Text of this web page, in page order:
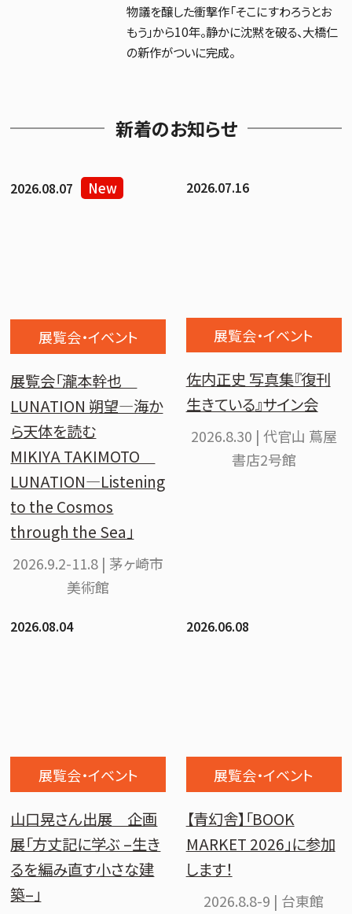
物議を醸した衝撃作「そこにすわろうとお
もう」から10年。静かに沈黙を破る、大橋仁
の新作がついに完成。
新着のお知らせ
2026.08.07 New
展覧会・イベント
展覧会「瀧本幹也
LUNATION 朔望―海か
ら天体を読む
MIKIYA TAKIMOTO
LUNATION—Listening
to the Cosmos
through the Sea」
2026.9.2-11.8 | 茅ヶ崎市
美術館
2026.07.16
展覧会・イベント
佐内正史 写真集『復刊
生きている』サイン会
2026.8.30 | 代官山 蔦屋
書店2号館
2026.08.04
展覧会・イベント
山口晃さん出展 企画
展「方丈記に学ぶ –生き
るを編み直す小さな建
築–」
2026.06.08
展覧会・イベント
【青幻舎】「BOOK
MARKET 2026」に参加
します！
2026.8.8-9 | 台東館